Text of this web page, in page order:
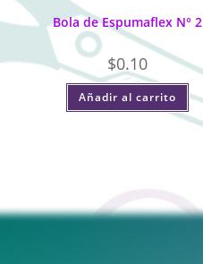
Bola de Espumaflex N° 2
$0.10
Añadir al carrito